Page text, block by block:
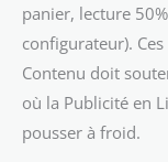
panier, lecture
configurateur).
Contenu doit
où la Publicité en
pousser à froid.